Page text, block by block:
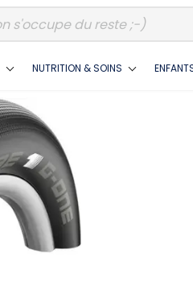
NUTRITION & SOINS